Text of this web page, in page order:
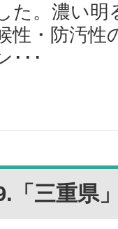
た。濃い
性・防汚性
･･･
「三重県